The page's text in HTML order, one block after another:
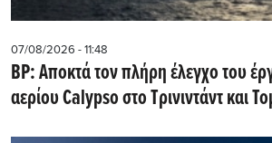
07/08/2026 - 11:48
BP: Αποκτά τον πλήρη έλεγχο του
αερίου Calypso στο Τρινιντάντ και